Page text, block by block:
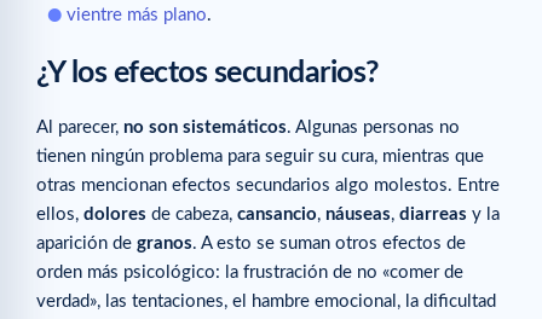
vientre más plano.
¿Y los efectos secundarios?
Al parecer, no son sistemáticos. Algunas personas no
tienen ningún problema para seguir su cura, mientras que
otras mencionan efectos secundarios algo molestos. Entre
ellos, dolores de cabeza, cansancio, náuseas, diarreas y la
aparición de granos. A esto se suman otros efectos de
orden más psicológico: la frustración de no «comer de
verdad», las tentaciones, el hambre emocional, la dificultad